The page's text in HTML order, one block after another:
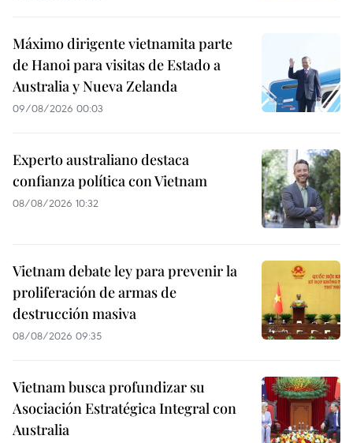
Máximo dirigente vietnamita parte
de Hanoi para visitas de Estado a
Australia y Nueva Zelanda
09/08/2026 00:03
Experto australiano destaca
confianza política con Vietnam
08/08/2026 10:32
Vietnam debate ley para prevenir la
proliferación de armas de
destrucción masiva
08/08/2026 09:35
Vietnam busca profundizar su
Asociación Estratégica Integral con
Australia